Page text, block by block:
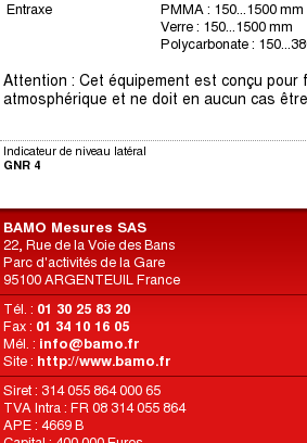
Entraxe
PMMA : 150...1500 mm
Verre : 150...1500 mm
Polycarbonate :
Attention : Cet équipement est conçu pour
atmosphérique et ne doit en aucun cas
Indicateur de niveau latéral
GNR 4
BAMO Mesures SAS
22, Rue de la Voie des Bans
Parc d'activités de la Gare
95100 ARGENTEUIL France
Tél. : 01 30 25 83 20
Fax : 01 34 10 16 05
Mél. : info@bamo.fr
Site : http://www.bamo.fr
Siret : 314 055 864 000 65
TVA Intra : FR 08 314 055 864
APE : 4669 B